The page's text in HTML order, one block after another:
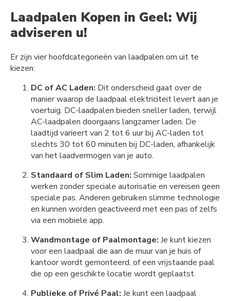
Laadpalen Kopen in Geel: Wij
adviseren u!
Er zijn vier hoofdcategorieën van laadpalen om uit te
kiezen:
DC of AC Laden: Dit onderscheid gaat over de
manier waarop de laadpaal elektriciteit levert aan je
voertuig. DC-laadpalen bieden sneller laden, terwijl
AC-laadpalen doorgaans langzamer laden. De
laadtijd varieert van 2 tot 6 uur bij AC-laden tot
slechts 30 tot 60 minuten bij DC-laden, afhankelijk
van het laadvermogen van je auto.
Standaard of Slim Laden: Sommige laadpalen
werken zonder speciale autorisatie en vereisen geen
speciale pas. Anderen gebruiken slimme technologie
en kunnen worden geactiveerd met een pas of zelfs
via een mobiele app.
Wandmontage of Paalmontage: Je kunt kiezen
voor een laadpaal die aan de muur van je huis of
kantoor wordt gemonteerd, of een vrijstaande paal
die op een geschikte locatie wordt geplaatst.
Publieke of Privé Paal: Je kunt een laadpaal